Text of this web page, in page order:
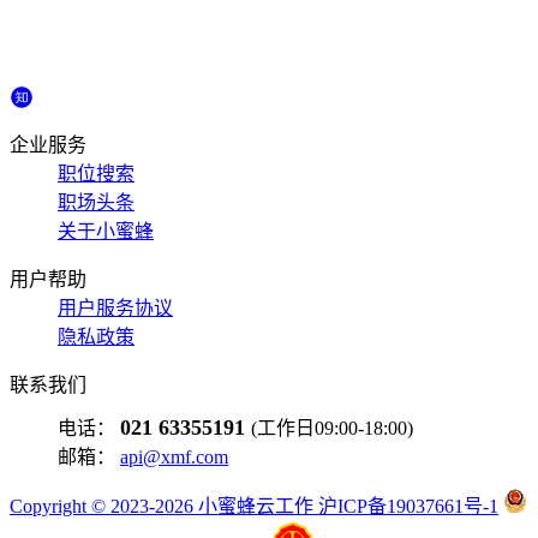
企业服务
职位搜索
职场头条
关于小蜜蜂
用户帮助
用户服务协议
隐私政策
联系我们
电话： 021 63355191 (工作日09:00-18:00)
邮箱： api@xmf.com
Copyright © 2023-2026 小蜜蜂云工作 沪ICP备19037661号-1